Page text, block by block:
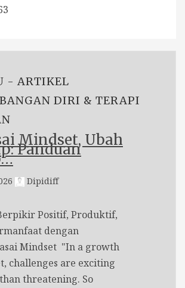
- ARTIKEL
DIRI & TERAPI
Mindset, Ubah
Panduan
Dipidiff
Positif, Produktif,
dengan
Mindset "In a growth
challenges are exciting
threatening. So